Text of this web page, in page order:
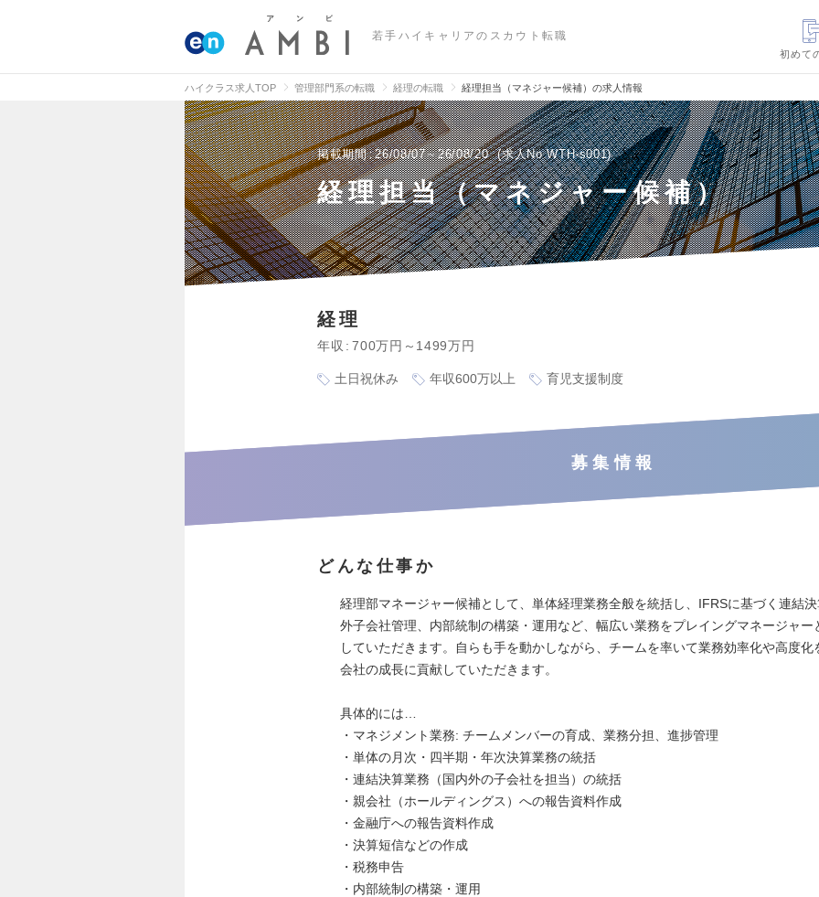
若手ハイキャリアのスカウト転職
初めて
ハイクラス求人TOP 管理部門系の転職 経理の転職 経理担当（マネジャー候補）の求人情報
掲載期間 26/08/07～26/08/20 求人No.WTH-s001
経理担当（マネジャー候補）
経理
年収 700万円～1499万円
土日祝休み 年収600万以上 育児支援制度
募集情報
どんな仕事か
経理部マネージャー候補として、単体経理業務全般を統括し、IFRSに基づく連結
外子会社管理、内部統制の構築・運用など、幅広い業務をプレイングマネージャー
していただきます。自らも手を動かしながら、チームを率いて業務効率化や高度化
会社の成長に貢献していただきます。
具体的には…
・マネジメント業務: チームメンバーの育成、業務分担、進捗管理
・単体の月次・四半期・年次決算業務の統括
・連結決算業務（国内外の子会社を担当）の統括
・親会社（ホールディングス）への報告資料作成
・金融庁への報告資料作成
・決算短信などの作成
・税務申告
・内部統制の構築・運用